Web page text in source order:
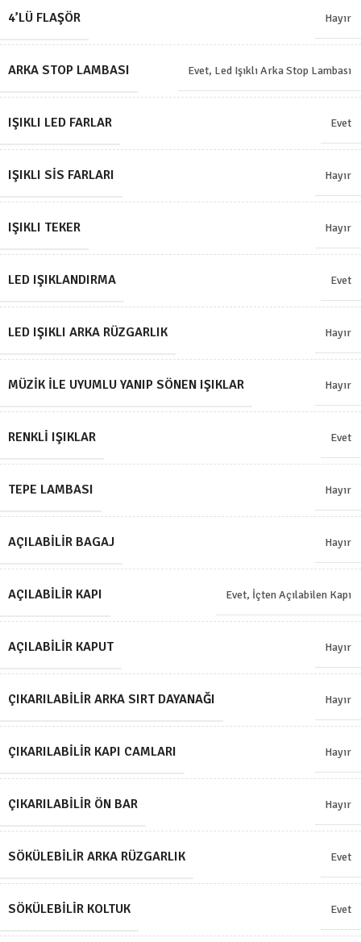
4’LÜ FLAŞÖR Hayır
ARKA STOP LAMBASI Evet, Led Işıklı Arka Stop Lambası
IŞIKLI LED FARLAR Evet
IŞIKLI SIS FARLARI Hayır
IŞIKLI TEKER Hayır
LED IŞIKLANDIRMA Evet
LED IŞIKLI ARKA RÜZGARLIK Hayır
MÜZIK ILE UYUMLU YANIP SÖNEN IŞIKLAR Hayır
RENKLI IŞIKLAR Evet
TEPE LAMBASI Hayır
AÇILABILIR BAGAJ Hayır
AÇILABILIR KAPI Evet, İçten Açılabilen Kapı
AÇILABILIR KAPUT Hayır
ÇIKARILABILIR ARKA SIRT DAYANAĞI Hayır
ÇIKARILABILIR KAPI CAMLARI Hayır
ÇIKARILABILIR ÖN BAR Hayır
SÖKÜLEBILIR ARKA RÜZGARLIK Evet
SÖKÜLEBILIR KOLTUK Evet